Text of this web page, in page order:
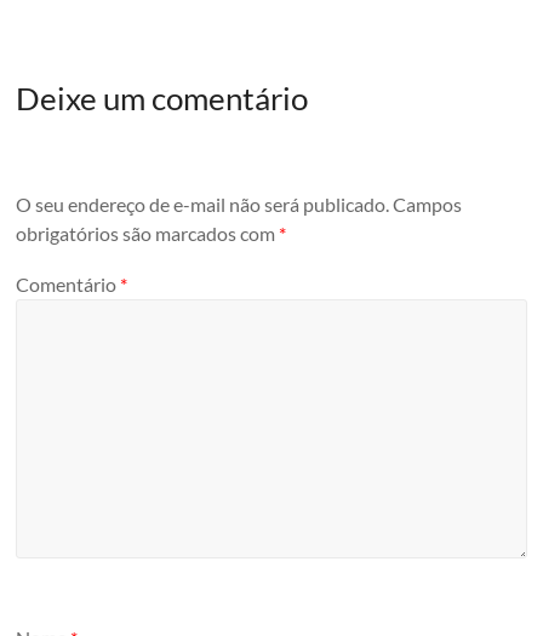
Deixe um comentário
O seu endereço de e-mail não será publicado.Campos
obrigatórios são marcados com *
Comentário *